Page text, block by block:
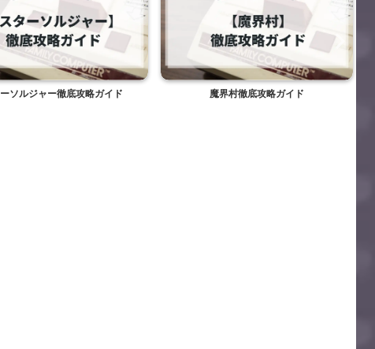
魔界村徹底攻略ガイド バード・ウィーク徹底攻略ガイド